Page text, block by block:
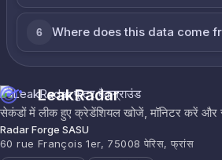
6 Where does this data come
LeakRadar
सेकंडों में लीक हुए क्रेडेंशियल खोजें, मॉनिटर करें और
Radar Forge SASU
60 rue François 1er, 75008 पेरिस, फ्रांस